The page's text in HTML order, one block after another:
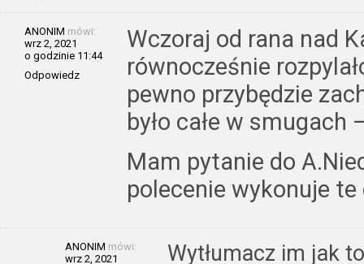
ANONIM mówi:
wrz 2, 2021
o godzinie 11:44
Odpowiedz
Wczoraj od rana nad
równocześnie
pewno przybędzie
było całe w
Mam pytanie do
polecenie wykonuje te
ANONIM mówi:
wrz 2, 2021
Wytłumacz im jak